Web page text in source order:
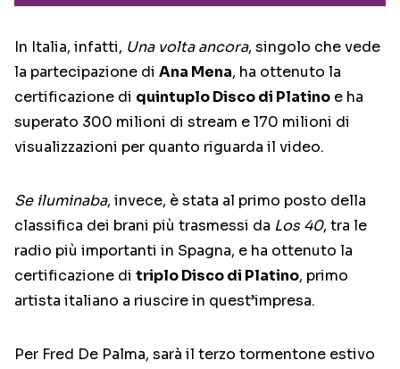
In Italia, infatti, Una volta ancora, singolo che vede
la partecipazione di Ana Mena, ha ottenuto la
certificazione di quintuplo Disco di Platino e ha
superato 300 milioni di stream e 170 milioni di
visualizzazioni per quanto riguarda il video.
Se iluminaba, invece, è stata al primo posto della
classifica dei brani più trasmessi da Los 40, tra le
radio più importanti in Spagna, e ha ottenuto la
certificazione di triplo Disco di Platino, primo
artista italiano a riuscire in quest’impresa.
Per Fred De Palma, sarà il terzo tormentone estivo